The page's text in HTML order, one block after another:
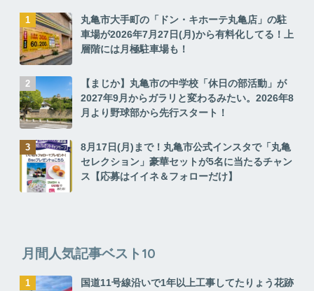
丸亀市大手町の「ドン・キホーテ丸亀店」の駐
車場が2026年7月27日(月)から有料化してる！上
層階には月極駐車場も！
【まじか】丸亀市の中学校「休日の部活動」が
2027年9月からガラリと変わるみたい。2026年8
月より野球部から先行スタート！
8月17日(月)まで！丸亀市公式インスタで「丸亀
セレクション」豪華セットが5名に当たるチャン
ス【応募はイイネ＆フォローだけ】
月間人気記事ベスト10
国道11号線沿いで1年以上工事してたりょう花跡